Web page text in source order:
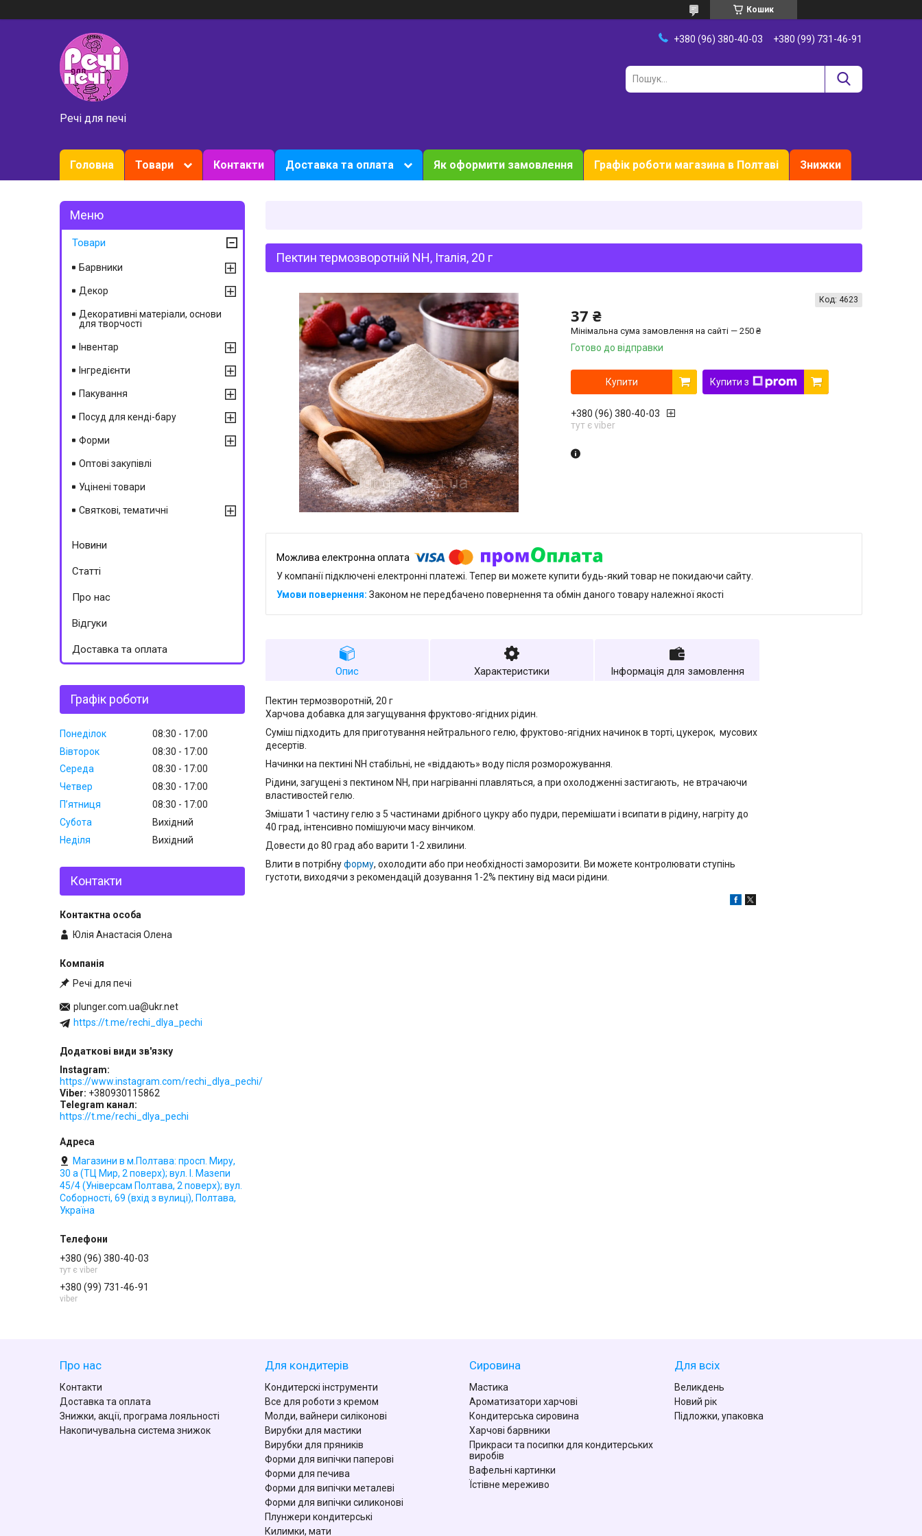
Кошик
Речі для печі
+380 (96) 380-40-03 +380 (99) 731-46-91
Головна Товари Контакти Доставка та оплата Як оформити замовлення Графік роботи магазина в Полтаві Знижки
Пектин термозворотній NH, Італія, 20 г
37 ₴
Мінімальна сума замовлення на сайті — 250 ₴
Готово до відправки
Код: 4623
Купити Купити з
+380 (96) 380-40-03
тут є viber
У компанії підключені електронні платежі. Тепер ви можете купити будь-який товар не покидаючи сайту.
Законом не передбачено повернення та обмін даного товару належної якості
Опис Характеристики Інформація для замовлення
Пектин термозворотній, 20 г
Харчова добавка для загущування фруктово-ягідних рідин.
Суміш підходить для приготування нейтрального гелю, фруктово-ягідних начинок в торті, цукерок, мусових
десертів.
Начинки на пектині NH стабільні, не «віддають» воду після розморожування.
Рідини, загущені з пектином NH, при нагріванні плавляться, а при охолодженні застигають, не втрачаючи
властивостей гелю.
Змішати 1 частину гелю з 5 частинами дрібного цукру або пудри, перемішати і всипати в рідину, нагріту до
40 град, інтенсивно помішуючи масу вінчиком.
Довести до 80 град або варити 1-2 хвилини.
Влити в потрібнуформу, охолодити або при необхідності заморозити. Ви можете контролювати ступінь
густоти, виходячи з рекомендацій дозування 1-2% пектину від маси рідини.
Товари
Барвники
Декор
Декоративні матеріали, основи
для творчості
Інвентар
Інгредієнти
Пакування
Посуд для кенді-бару
Форми
Оптові закупівлі
Уцінені товари
Святкові, тематичні
Новини
Статті
Про нас
Відгуки
Доставка та оплата
Графік роботи
Понеділок 08:30
17:00
Вівторок
08:30
17:00
Середа
08:30
17:00
Четвер
08:30
17:00
Пʼятниця
08:30
17:00
Субота
Вихідний
Неділя
Вихідний
Контакти
Юлія Анастасія Олена
Речі для печі
plunger.com.ua@ukr.net
https://t.me/rechi_dlya_pechi
Instagram
https://www.instagram.com/rechi_dlya_pechi/
Viber +380930115862
Telegram канал
https://t.me/rechi_dlya_pechi
Магазини в м.Полтава: просп. Миру,
30 а (ТЦ Мир, 2 поверх); вул. І. Мазепи
45/4 (Універсам Полтава, 2 поверх); вул.
Соборності, 69 (вхід з вулиці), Полтава,
Україна
+380 (96) 380-40-03
тут є viber
+380 (99) 731-46-91
viber
Про нас
Контакти
Доставка та оплата
Знижки, акції, програма лояльності
Накопичувальна система знижок
Для кондитерів
Кондитерскі інструменти
Все для роботи з кремом
Молди, вайнери силіконові
Вирубки для мастики
Вирубки для пряників
Форми для випічки паперові
Форми для печива
Форми для випічки металеві
Форми для випічки силиконові
Плунжери кондитерські
Килимки, мати
Сировина
Мастика
Ароматизатори харчові
Кондитерська сировина
Харчові барвники
Прикраси та посипки для кондитерських
виробів
Вафельні картинки
Їстівне мереживо
Для всіх
Великдень
Новий рік
Підложки, упаковка